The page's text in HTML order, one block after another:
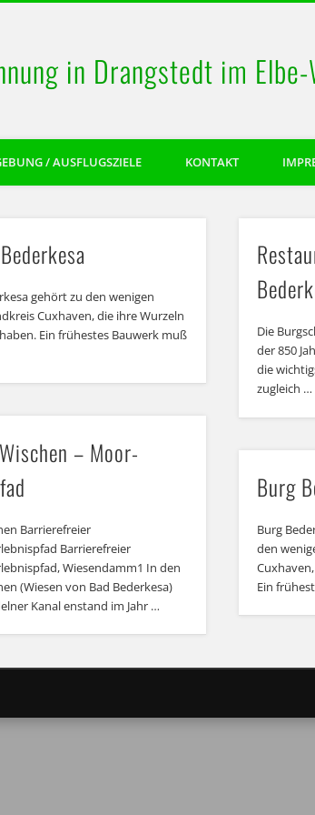
in Drangstedt im
/ AUSFLUGSZIELE KONTAKT
gehört zu den wenigen
Cuxhaven, die ihre Wurzeln
Ein frühestes Bauwerk muß
Die
der 850
die
zugleich …
– Moor-
Barrierefreier
Barrierefreier
Wiesendamm1 In den
(Wiesen von Bad Bederkesa)
Kanal enstand im Jahr …
Burg
Burg
den
Ein